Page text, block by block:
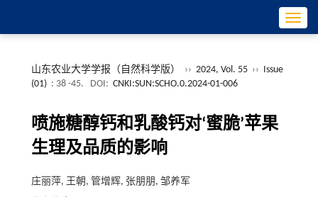
山东农业大学学报（自然科学版） ›› 2024, Vol. 55 ›› Issue
(01) : 38 -45. DOI: CNKI:SUN:SCHO.0.2024-01-006
喷施糖醇钙和乳酸钙对‘蜜脆’苹果
生理及品质的影响
庄丽萍, 王朝, 管增辉, 张朋朋, 邹养军